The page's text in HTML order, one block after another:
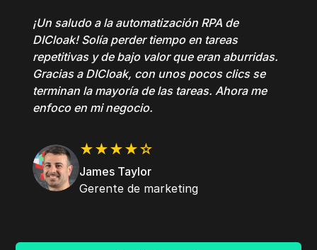
¡Un saludo a la automatización RPA de
DICloak! Solía perder tiempo en tareas
repetitivas y de bajo valor que eran aburridas.
Gracias a DICloak, con unos pocos clics se
terminan la mayoría de las tareas. Ahora me
enfoco en mi negocio.
★★★★☆
James Taylor
Gerente de marketing